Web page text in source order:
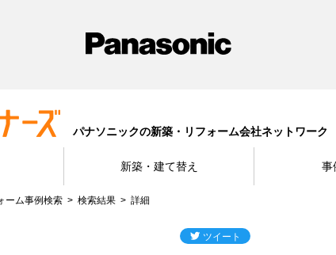
パナソニックの新築・リフォーム会社ネットワーク
新築・建て替え 事
ーム事例検索 検索結果 詳細